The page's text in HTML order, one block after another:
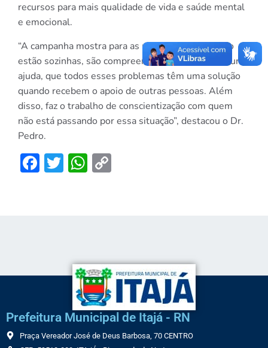
recursos para mais qualidade de vida e saúde mental
e emocional.
“A campanha mostra para as pessoas que elas não
estão sozinhas, são compreendidas e podem procurar
ajuda, que todos esses problemas têm uma solução
quando recebem o apoio de outras pessoas. Além
disso, faz o trabalho de conscientização com quem
não está passando por essa situação”, destacou o Dr.
Pedro.
Facebook
TwitterWhatsApp
Prefeitura Municipal de Itajá - RN
Praça Vereador José de Deus Barbosa, 70 CENTRO